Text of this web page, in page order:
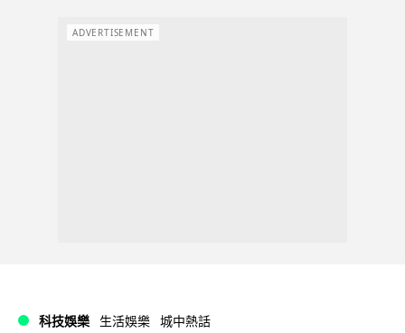
ADVERTISEMENT
科技娛樂 生活娛樂 城中熱話